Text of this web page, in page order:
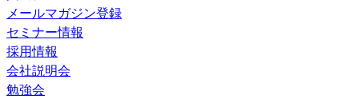
メールマガジン登録
セミナー情報
採用情報
会社説明会
勉強会